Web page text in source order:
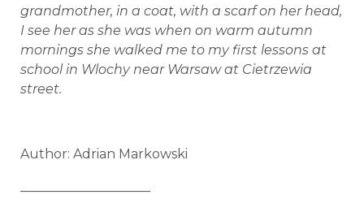
grandmother, in a coat, with a scarf on her head,
I see her as she was when on warm autumn
mornings she walked me to my first lessons at
school in Wlochy near Warsaw at Cietrzewia
street.
Author: Adrian Markowski